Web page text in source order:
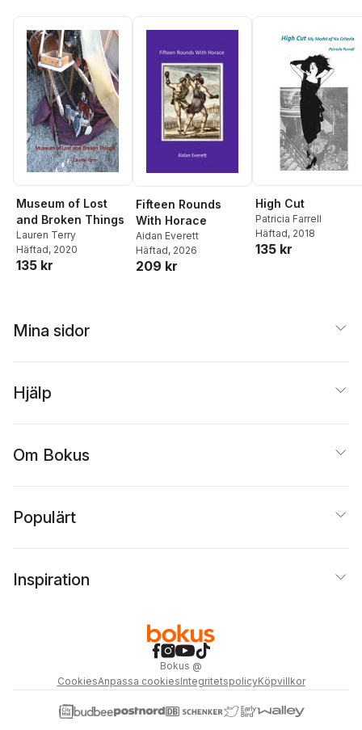
Museum of Lost
and Broken Things
Lauren Terry
Häftad, 2020
135 kr
Fifteen Rounds
With Horace
Aidan Everett
Häftad, 2026
209 kr
High Cut
Patricia Farrell
Häftad, 2018
135 kr
Mina sidor
Hjälp
Om Bokus
Populärt
Inspiration
Bokus @
CookiesAnpassa cookiesIntegritetspolicyKöpvillkor